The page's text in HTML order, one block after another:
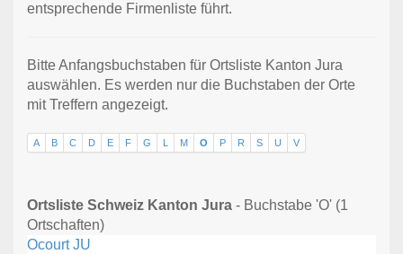
entsprechende Firmenliste führt.
Bitte Anfangsbuchstaben für Ortsliste Kanton Jura
auswählen. Es werden nur die Buchstaben der Orte
mit Treffern angezeigt.
A B C D E F G M O P R S U V
Ortsliste Schweiz Kanton Jura - Buchstabe 'O' (1
Ortschaften)
Ocourt JU